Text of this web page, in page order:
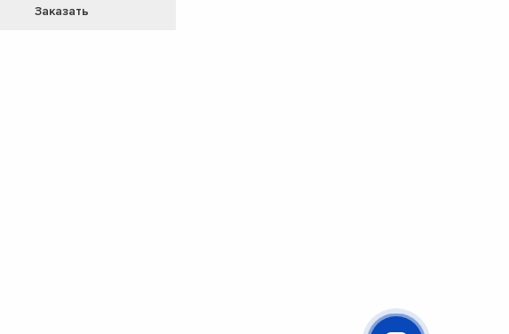
Заказать